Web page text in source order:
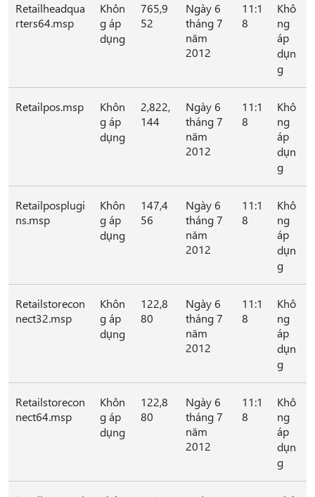
Retailheadqua
rters64.msp
Khôn
g áp
dụng
765,9
52
Ngày 6
tháng 7
năm
2012
11:1
8
Khô
ng
áp
dụn
g
Retailpos.msp
Khôn
g áp
dụng
2,822,
144
Ngày 6
tháng 7
năm
2012
11:1
8
Khô
ng
áp
dụn
g
Retailposplugi
ns.msp
Khôn
g áp
dụng
147,4
56
Ngày 6
tháng 7
năm
2012
11:1
8
Khô
ng
áp
dụn
g
Retailstorecon
nect32.msp
Khôn
g áp
dụng
122,8
80
Ngày 6
tháng 7
năm
2012
11:1
8
Khô
ng
áp
dụn
g
Retailstorecon
nect64.msp
Khôn
g áp
dụng
122,8
80
Ngày 6
tháng 7
năm
2012
11:1
8
Khô
ng
áp
dụn
g